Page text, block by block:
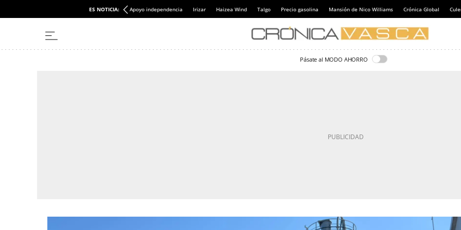
ES NOTICIA: Apoyo independencia Irizar Haizea Wind Talgo Precio gasolina Mansión de Nico Williams Crónica Global
Pásate al MODO AHORRO